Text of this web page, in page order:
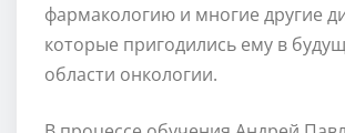
фармакологию и многие другие
которые пригодились ему в
области онкологии.